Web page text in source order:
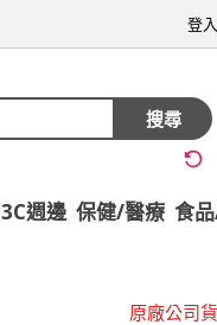
登入
搜尋
3C週邊 保健/醫療 食
原廠公司貨